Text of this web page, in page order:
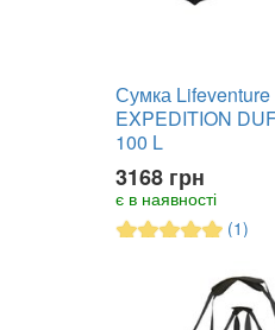
Сумка Lifeventure
EXPEDITION
100 L
3168 грн
є в наявності
(1)